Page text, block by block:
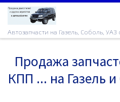
Skip to content
Автозапчасти на Газель, Соболь,
Продажа
КПП ... на Газель